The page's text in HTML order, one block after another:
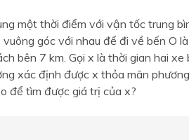
một thời điểm với vận tốc trung
góc với nhau để đi về bến O
bên 7 km. Gọi x là thời gian hai
xác định được x thỏa mãn
để tìm được giá trị của x?